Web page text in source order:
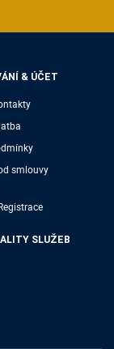
& ÚČET
smlouvy
SLUŽEB